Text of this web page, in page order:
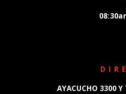
AYACUCHO 3300 Y